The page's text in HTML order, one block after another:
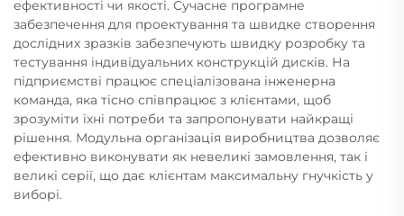
ефективності чи якості. Сучасне програмне
забезпечення для проектування та швидке створення
дослідних зразків забезпечують швидку розробку та
тестування індивідуальних конструкцій дисків. На
підприємстві працює спеціалізована інженерна
команда, яка тісно співпрацює з клієнтами, щоб
зрозуміти їхні потреби та запропонувати найкращі
рішення. Модульна організація виробництва дозволяє
ефективно виконувати як невеликі замовлення, так і
великі серії, що дає клієнтам максимальну гнучкість у
виборі.